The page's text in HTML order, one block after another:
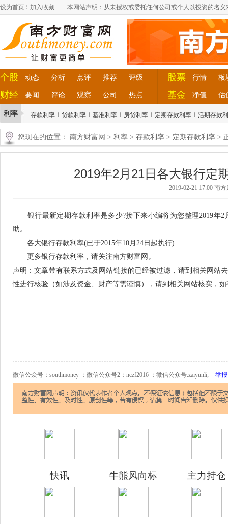
设为首页 加入收藏 本网站声明：从未授权或委托任何公司或个人以投资的名
个股 动态 分析 点评 推荐 评级
财经 要闻 评论 观察 公司 热点
股票 行情 板
基金 净值 估
利率 存款利率 贷款利率 基准利率 房贷利率 定期存款利率 活期存款
您现在的位置： 南方财富网 > 利率 > 存款利率 > 定期存款利率 >
2019年2月21日各大银行定
2019-02-21 17:00 南方
银行最新定期存款利率是多少?接下来小编将为您整理2019年2
助。
各大银行存款利率(已于2015年10月24日起执行)
更多银行存款利率，请关注南方财富网。
声明：文章带有联系方式及网站链接的已经被过滤，请到相关网站
性进行核验（如涉及资金、财产等需谨慎），请到相关网站核实，
微信公众号：southmoney ；微信公众号2：nczf2016 ；微信公众号:zaiyunli; 举报
快讯 牛熊风向标 主力持仓